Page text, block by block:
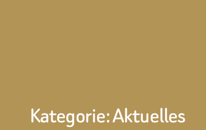
Kategorie:Aktuelles